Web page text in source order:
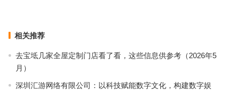
相关推荐
去宝坻几家全屋定制门店看了看，这些信息供参考（2026年5
月）
深圳汇游网络有限公司：以科技赋能数字文化，构建数字娱